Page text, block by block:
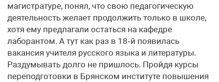
магистратуре, понял, что свою педагогическую
деятельность желает продолжить только в школе,
хотя ему предлагали остаться на кафедре
лаборантом. А тут как раз в 18‑й появилась
вакансия учителя русского языка и литературы.
Раздумывать долго не пришлось. Пройдя курсы
переподготовки в Брянском институте повышения